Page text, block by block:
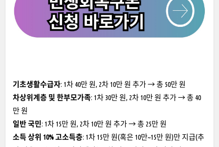
기초생활수급자: 1차 40만 원, 2차 10만 원 추가 → 총 50만 원
차상위계층 및 한부모가족: 1차 30만 원, 2차 10만 원 추가 → 총 40
만 원
일반 국민: 1차 15만 원, 2차 10만 원 추가 → 총 25만 원
소득 상위 10% 고소득층: 1차 15만 원(혹은 10만~15만 원)만 지급(추